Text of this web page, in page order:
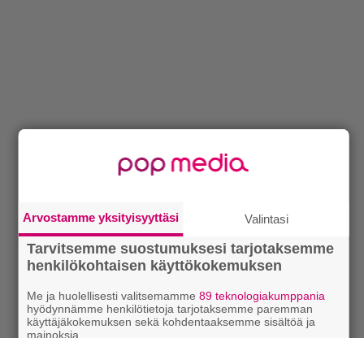
Arvostamme yksityisyyttäsi Valintasi
Tarvitsemme suostumuksesi tarjotaksemme
henkilökohtaisen käyttökokemuksen
Me ja huolellisesti valitsemamme 89 teknologiakumppania
hyödynnämme henkilötietoja tarjotaksemme paremman
käyttäjäkokemuksen sekä kohdentaaksemme sisältöä ja
mainoksia.